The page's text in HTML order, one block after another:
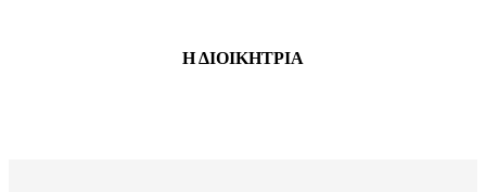
Η ΔΙΟΙΚΗΤΡΙΑ